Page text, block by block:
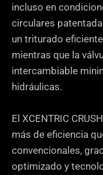
incluso en
circulares
un triturado
mientras que la
intercambiable
hidráulicas.
El XCENTRIC
más de eficiencia
convencionales,
optimizado y